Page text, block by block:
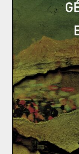
ACTUALITÉS
GÉOPOLITIQUE &
Jade ESCRIVA 17
Algérie,France,
Elisabeth
d’une
Le 9 octobre
française, s’est